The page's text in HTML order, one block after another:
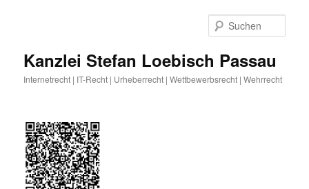
Kanzlei Stefan Loebisch Passau
Internetrecht | IT-Recht | Urheberrecht | Wettbewerbsrecht | Wehrrecht